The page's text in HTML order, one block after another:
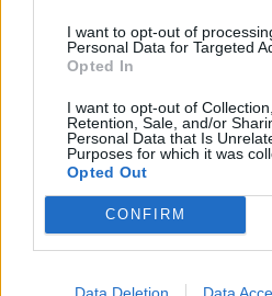
I want to opt-out of
Personal Data for Targeted
Opted In
I want to opt-out of
Retention, Sale, and/or
Personal Data that Is
Purposes for which it was
Opted Out
CONFIRM
Data Deletion Data